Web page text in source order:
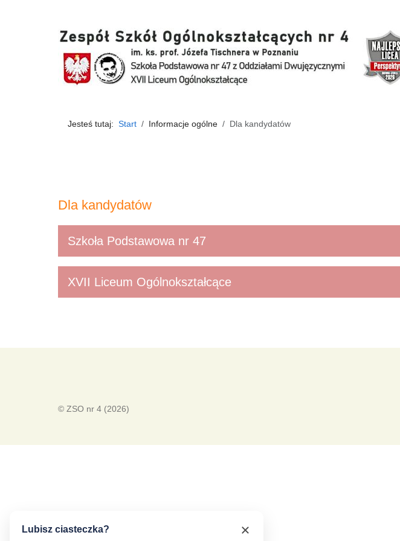
Jesteś tutaj: Start Informacje ogólne Dla kandydatów
Dla kandydatów
Szkoła Podstawowa nr 47
XVII Liceum Ogólnokształcące
© ZSO nr 4 (2026)
Lubisz ciasteczka?